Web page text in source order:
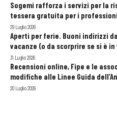
Sogemi rafforza i servizi per la
tessera gratuita per i
29 Luglio 2026
Aperti per ferie. Buoni indirizzi
vacanze (o da scorprire se si è in
31 Luglio 2026
Recensioni online, Fipe e le
modifiche alle Linee Guida
20 Luglio 2026